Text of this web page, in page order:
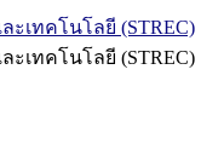
เทคโนโลยี (STREC)
เทคโนโลยี (STREC)